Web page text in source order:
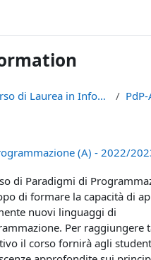
Corso di Laurea in Informatica (L-31)
(A) - 2022/
di Paradigmi di
di formare la capacità di
nuovi linguaggi di
Per raggiungere
il corso fornirà agli